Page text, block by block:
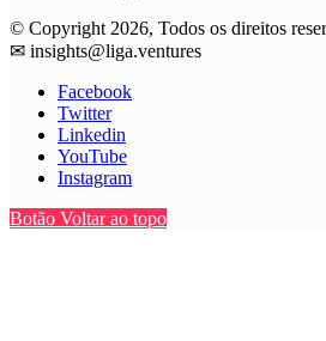
© Copyright 2026, Todos os direitos
✉ insights@liga.ventures
Facebook
Twitter
Linkedin
YouTube
Instagram
Botão Voltar ao topo